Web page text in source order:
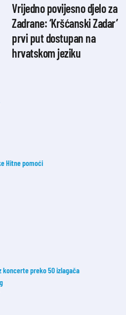
Vrijedno povijesno djelo za
Zadrane: ‘Kršćanski Zadar’
prvi put dostupan na
hrvatskom jeziku
Hitne pomoći
koncerte preko 50 izlagača